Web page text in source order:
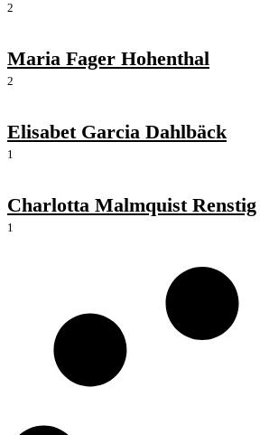
2
Maria Fager Hohenthal
2
Elisabet Garcia Dahlbäck
1
Charlotta Malmquist Renstig
1